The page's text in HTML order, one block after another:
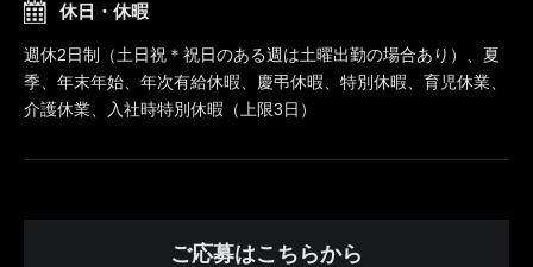
休日・休暇
週休2日制（土日祝＊祝日のある週は土曜出勤の場合あり）、夏
季、年末年始、年次有給休暇、慶弔休暇、特別休暇、育児休業、
介護休業、入社時特別休暇（上限3日）
ご応募はこちらから